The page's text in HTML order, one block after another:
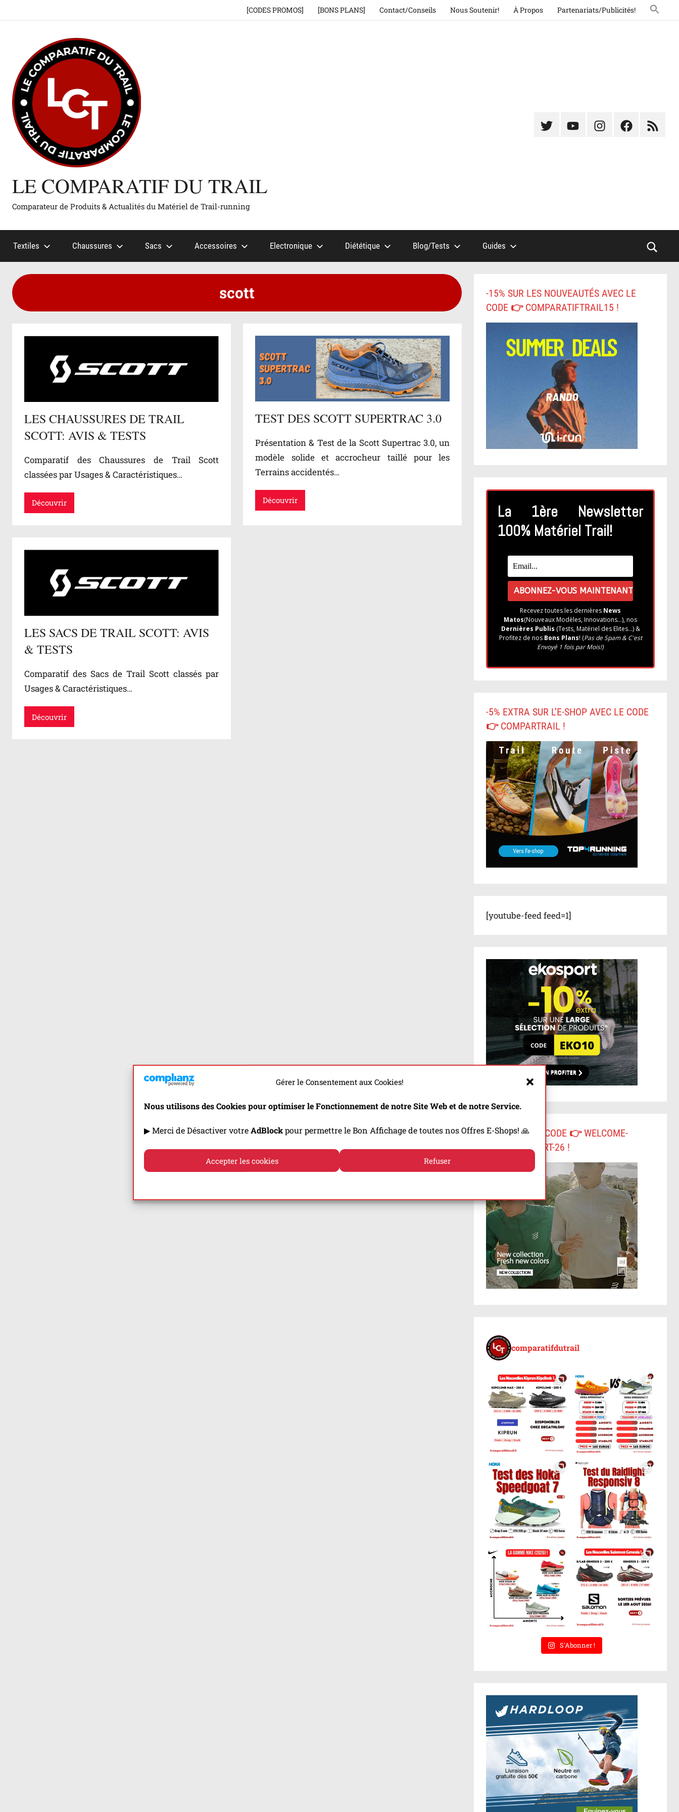
Gérer le Consentement aux Cookies!
Nous utilisons des Cookies pour optimiser le Fonctionnement de notre Site Web et de notre Service.
▶ Merci de Désactiver votreAdBlockpour permettre le Bon Affichage de toutes nos Offres E-Shops! 🙏
Accepter les cookies Refuser
[CODES PROMOS] [BONS PLANS] Contact/Conseils Nous Soutenir! À Propos Partenariats/Publicités!
LE COMPARATIF DU TRAIL
Comparateur de Produits & Actualités du Matériel de Trail-running
ÉlémentÉlémentÉlémentÉlément
Textiles Chaussures Sacs Accessoires Electronique Diététique Blog/Tests Guides
scott
LES CHAUSSURES DE TRAIL
SCOTT: AVIS & TESTS
Comparatif des Chaussures de Trail Scott
classées par Usages & Caractéristiques…
Découvrir
TEST DES SCOTT SUPERTRAC 3.0
Présentation & Test de la Scott Supertrac 3.0, un
modèle solide et accrocheur taillé pour les
Terrains accidentés…
Découvrir
LES SACS DE TRAIL SCOTT: AVIS
& TESTS
Comparatif des Sacs de Trail Scott classés par
Usages & Caractéristiques…
Découvrir
-15% SUR LES NOUVEAUTÉS AVEC LE
CODE 👉 COMPARATIFTRAIL15 !
La 1ère Newsletter
100% Matériel Trail!
Recevez toutes les dernières News
Matos(Nouveaux Modèles, Innovations...), nos
Dernières Publis (Tests, Matériel des Elites...) &
Profitez de nosBons Plans! (Pas de Spam & C'est
Envoyé 1 fois par Mois!)
-5% EXTRA SUR L’E-SHOP AVEC LE CODE
👉 COMPARTRAIL !
[youtube-feed feed=1]
-10% AVEC LE CODE 👉 WELCOME-
COMPRESSPORT-26 !
comparatifdutrail
S'Abonner !